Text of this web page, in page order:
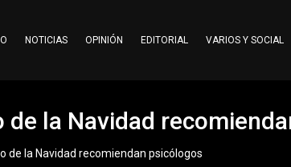
NOTICIAS OPINIÓN EDITORIAL VARIOS Y SOCIAL
de la Navidad
de la Navidad recomiendan psicólogos